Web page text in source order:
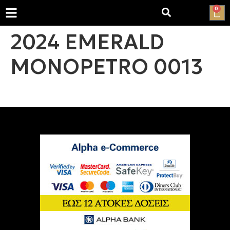
0
2024 EMERALD
MONOPETRO 0013